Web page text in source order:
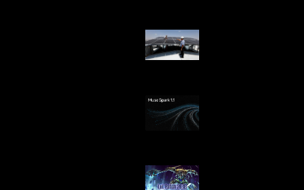
Insentif Baru
Surya
AI Meta Ikut
Patch Baru
Botlane